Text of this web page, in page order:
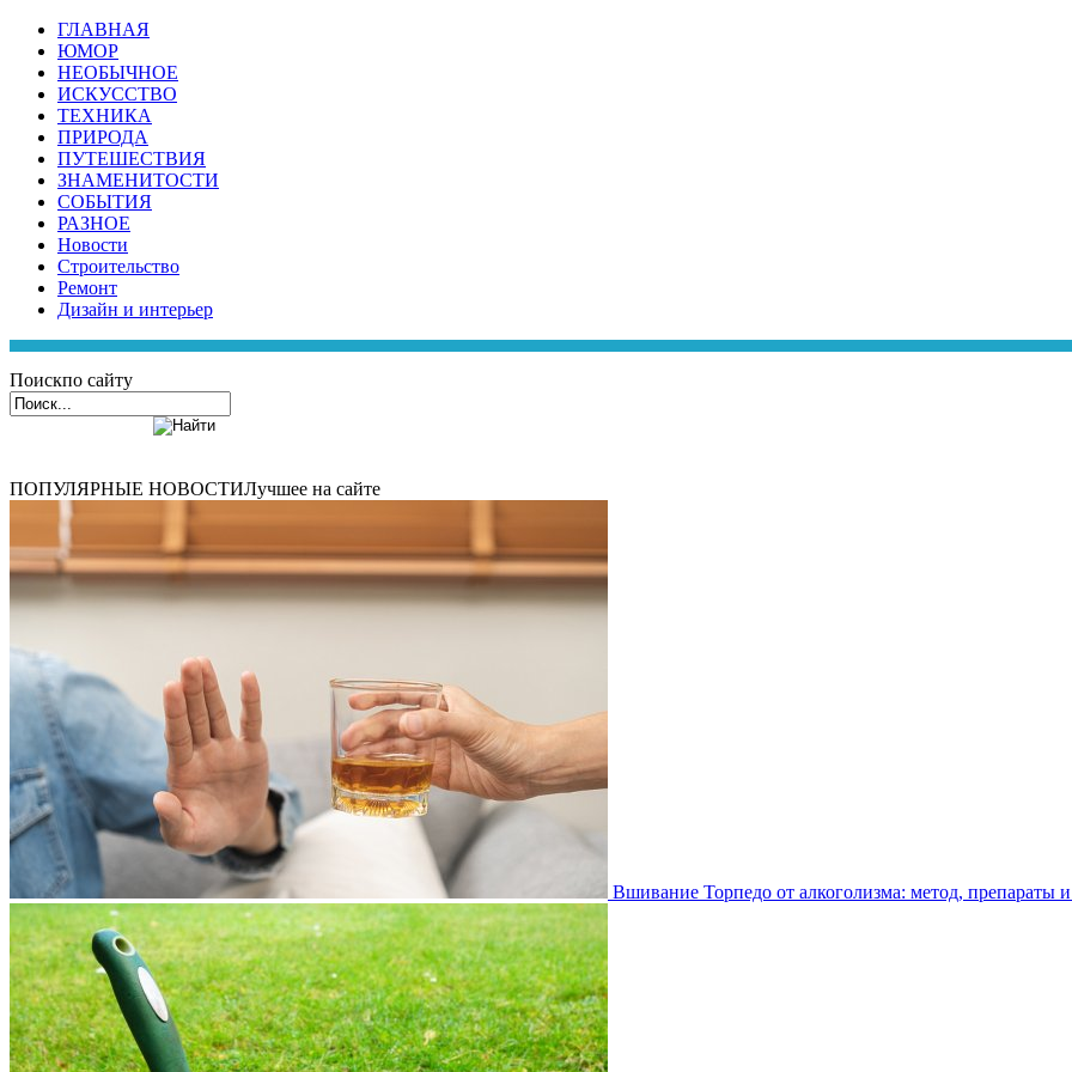
ГЛАВНАЯ
ЮМОР
НЕОБЫЧНОЕ
ИСКУССТВО
ТЕХНИКА
ПРИРОДА
ПУТЕШЕСТВИЯ
ЗНАМЕНИТОСТИ
СОБЫТИЯ
РАЗНОЕ
Новости
Строительство
Ремонт
Дизайн и интерьер
Поискпо сайту
ПОПУЛЯРНЫЕ НОВОСТИЛучшее на сайте
Вшивание Торпедо от алкоголизма: метод, препараты